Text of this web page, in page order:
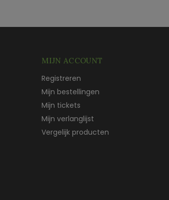
MIJN ACCOUNT
Registreren
Mijn bestellingen
Mijn tickets
Mijn verlanglijst
Vergelijk producten